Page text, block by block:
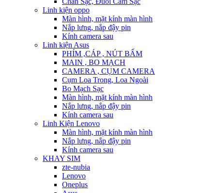
Linh kiện oppo
Màn hình, mặt kính màn hình
Nắp lưng, nắp đậy pin
Kính camera sau
Linh kiện Asus
PHÍM ,CÁP , NÚT BẤM
MAIN , BO MẠCH
CAMERA , CỤM CAMERA
Cụm Loa Trong, Loa Ngoài
Bo Mạch Sạc
Màn hình, mặt kính màn hình
Nắp lưng, nắp đậy pin
Kính camera sau
Linh Kiện Lenovo
Màn hình, mặt kính màn hình
Nắp lưng, nắp đậy pin
Kính camera sau
KHAY SIM
zte-nubia
Lenovo
Oneplus